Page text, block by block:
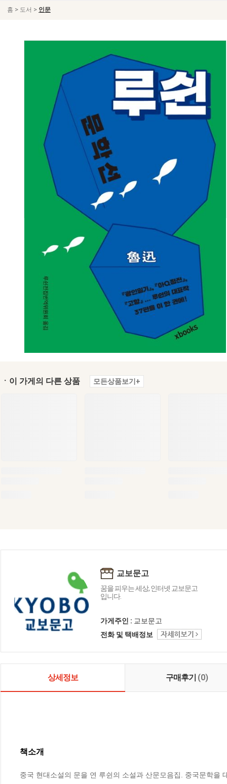
홈 > 도서 > 인문
ㆍ이 가게의 다른 상품 모든상품보기+
교보문고
꿈을 피우는 세상, 인터넷 교보문고
입니다.
가게주인 : 교보문고
전화 및 택배정보
상세정보 구매후기 (0)
책소개
중국 현대소설의 문을 연 루쉰의 소설과 산문모음집. 중국문학을